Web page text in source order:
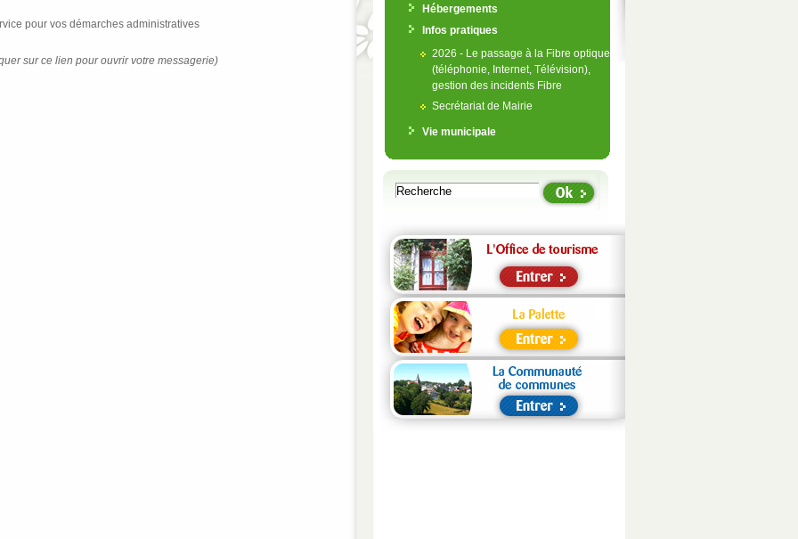
pour vos démarches administratives
sur ce lien pour ouvrir votre messagerie)
Hébergements
Infos pratiques
2026 - Le passage à la Fibre optique
(téléphonie, Internet, Télévision),
gestion des incidents Fibre
Secrétariat de Mairie
Vie municipale